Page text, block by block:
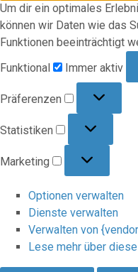
Um dir ein optimales
können wir Daten wie das
Funktionen beeinträchtigt
Funktional
Immer aktiv
Präferenzen
Statistiken
Marketing
Optionen verwalten
Dienste verwalten
Verwalten von
Lese mehr über